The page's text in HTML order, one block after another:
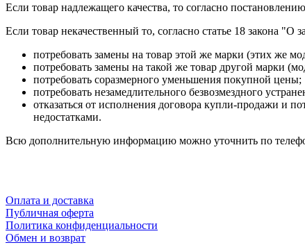
Если товар надлежащего качества, то согласно
Если товар некачественный то, согласно статье 18 закона "О
потребовать замены на товар этой же марки (этих же
потребовать замены на такой же товар другой марки
потребовать соразмерного уменьшения покупной цены;
потребовать незамедлительного безвозмездного
отказаться от исполнения договора купли-продажи и
недостатками.
Всю дополнительную информацию можно уточнить по
Оплата и доставка
Публичная оферта
Политика конфиденциальности
Обмен и возврат